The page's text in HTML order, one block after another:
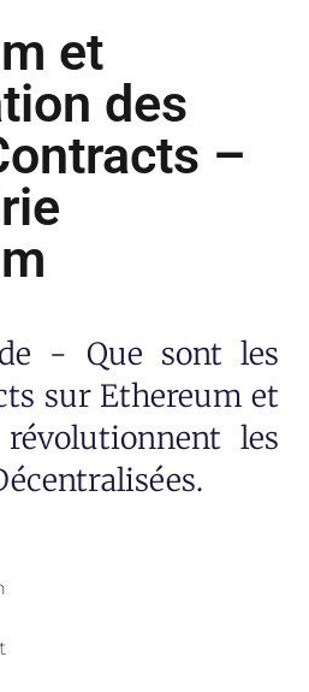
et
des
–
- Que sont les
sur Ethereum et
les